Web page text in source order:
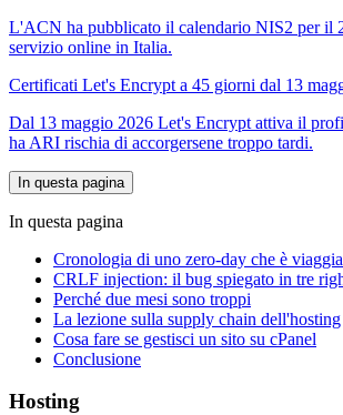
L'ACN ha pubblicato il calendario NIS2 per il
servizio online in Italia.
Certificati Let's Encrypt a 45 giorni dal 13
Dal 13 maggio 2026 Let's Encrypt attiva il
ha ARI rischia di accorgersene troppo tardi.
In questa pagina
In questa pagina
Cronologia di uno zero-day che è
CRLF injection: il bug spiegato in tre
Perché due mesi sono troppi
La lezione sulla supply chain dell'hosting
Cosa fare se gestisci un sito su cPanel
Conclusione
Hosting